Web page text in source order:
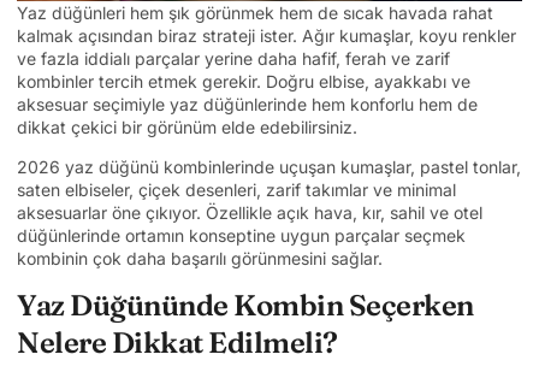
Yaz düğünleri hem şık görünmek hem de sıcak havada rahat
kalmak açısından biraz strateji ister. Ağır kumaşlar, koyu renkler
ve fazla iddialı parçalar yerine daha hafif, ferah ve zarif
kombinler tercih etmek gerekir. Doğru elbise, ayakkabı ve
aksesuar seçimiyle yaz düğünlerinde hem konforlu hem de
dikkat çekici bir görünüm elde edebilirsiniz.
2026 yaz düğünü kombinlerinde uçuşan kumaşlar, pastel tonlar,
saten elbiseler, çiçek desenleri, zarif takımlar ve minimal
aksesuarlar öne çıkıyor. Özellikle açık hava, kır, sahil ve otel
düğünlerinde ortamın konseptine uygun parçalar seçmek
kombinin çok daha başarılı görünmesini sağlar.
Yaz Düğününde Kombin Seçerken
Nelere Dikkat Edilmeli?